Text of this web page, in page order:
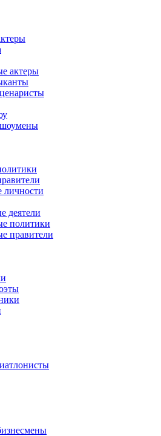
актеры
личности
деятели
политики
правители